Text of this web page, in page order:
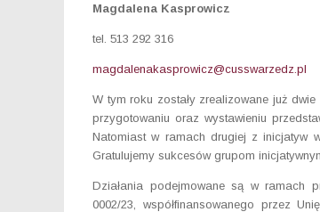
Magdalena Kasprowicz
tel. 513 292 316
magdalenakasprowicz@cusswarzedz.pl
W tym roku zostały zrealizowane już
przygotowaniu oraz wystawieniu
Natomiast w ramach drugiej z inicjatyw
Gratulujemy sukcesów grupom
Działania podejmowane są w ramach
0002/23, współfinansowanego przez